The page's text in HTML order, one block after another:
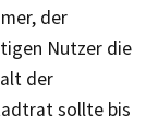
der
Nutzer die
der
sollte bis